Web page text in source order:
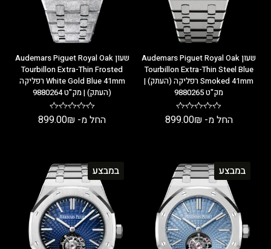
שעון Audemars Piguet Royal Oak
Tourbillon Extra-Thin Steel Blue
Smoked 41mm רפליקה (העתק) |
מק"ט 9880265
החל מ- 899.00₪
שעון Audemars Piguet Royal Oak
Tourbillon Extra-Thin Frosted
White Gold Blue 41mm רפליקה
(העתק) | מק"ט 9880264
החל מ- 899.00₪
במבצע במבצע